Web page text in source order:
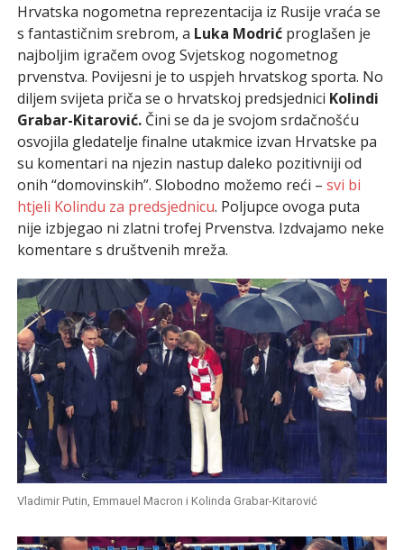
Hrvatska nogometna reprezentacija iz Rusije vraća se
s fantastičnim srebrom, a Luka Modrićproglašen je
najboljim igračem ovog Svjetskog nogometnog
prvenstva. Povijesni je to uspjeh hrvatskog sporta. No
diljem svijeta priča se o hrvatskoj predsjednici Kolindi
Grabar-Kitarović. Čini se da je svojom srdačnošću
osvojila gledatelje finalne utakmice izvan Hrvatske pa
su komentari na njezin nastup daleko pozitivniji od
onih “domovinskih”. Slobodno možemo reći – svi bi
htjeli Kolindu za predsjednicu. Poljupce ovoga puta
nije izbjegao ni zlatni trofej Prvenstva. Izdvajamo neke
komentare s društvenih mreža.
Vladimir Putin, Emmauel Macron i Kolinda Grabar-Kitarović